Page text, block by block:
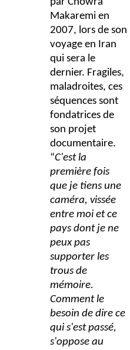
par Chowra
Makaremi en
2007, lors de son
voyage en Iran
qui sera le
dernier. Fragiles,
maladroites, ces
séquences sont
fondatrices de
son projet
documentaire.
“C'est la
première fois
que je tiens une
caméra, vissée
entre moi et ce
pays dont je ne
peux pas
supporter les
trous de
mémoire.
Comment le
besoin de dire ce
qui s'est passé,
s'oppose au